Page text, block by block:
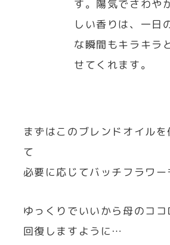
す。陽気でさわや
しい香りは、一日
な瞬間もキラキラ
せてくれます。
まずはこのブレンドオイル
て
必要に応じてバッチフラワー
ゆっくりでいいから母のココ
回復しますように…